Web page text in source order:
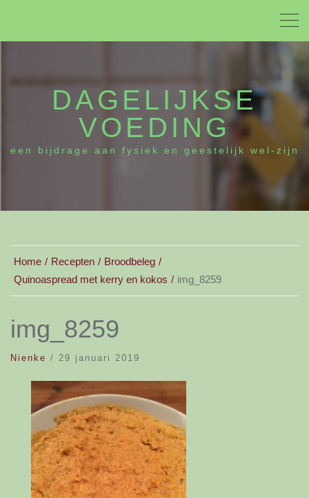
DAGELIJKSE
VOEDING
een bijdrage aan fysiek en geestelijk wel-zijn
Home Recepten
Broodbeleg
Quinoaspread met kerry en kokos
img_8259
img_8259
Nienke / 29 januari 2019